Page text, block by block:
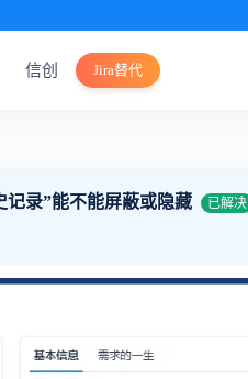
信创 Jira替代
录”能不能屏蔽或隐藏 已解决